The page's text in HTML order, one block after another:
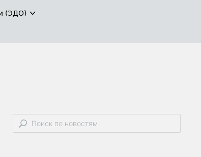
(ЭДО)